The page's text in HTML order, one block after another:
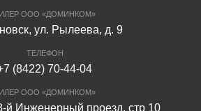
ООО «ДОМИНКОМ»
ул. Рылеева, д. 9
ТЕЛЕФОН
(8422) 70-44-04
ООО «ДОМИНКОМ»
й Инженерный проезд, стр 10